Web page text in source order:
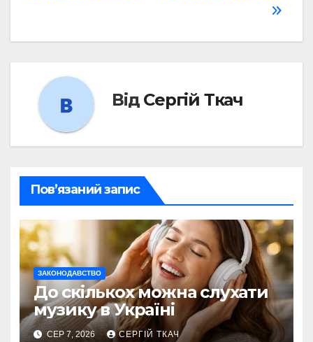
Від Сергій Ткач
Пов’язаний запис
ЗАКОНОДАВСТВО
До скількох можна слухати
музику в Україні
СЕР 7, 2026 СЕРГІЙ ТКАЧ